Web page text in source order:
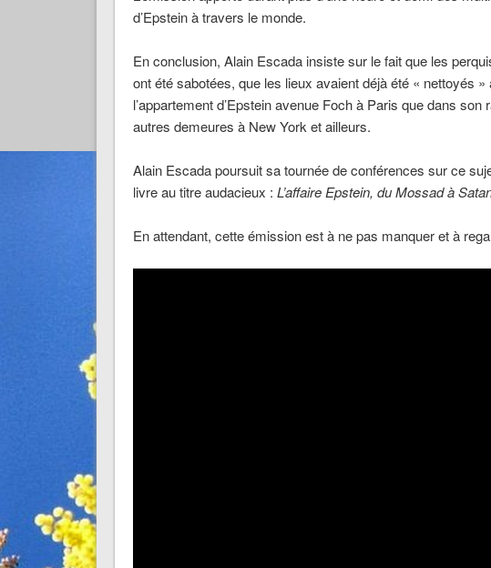
d’Epstein à travers le monde.
En conclusion, Alain Escada insiste sur le fait que les
ont été sabotées, que les lieux avaient déjà été « nettoyés
l’appartement d’Epstein avenue Foch à Paris que dans
autres demeures à New York et ailleurs.
Alain Escada poursuit sa tournée de conférences sur ce
livre au titre audacieux : L’affaire Epstein, du Mossad à
En attendant, cette émission est à ne pas manquer et à